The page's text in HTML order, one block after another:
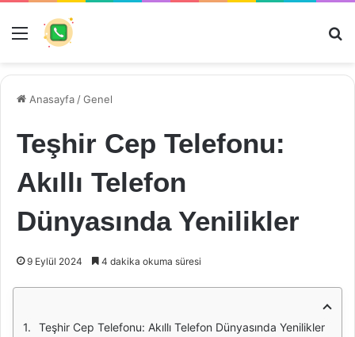
Menü
Anasayfa /Genel
Teşhir Cep Telefonu:
Akıllı Telefon
Dünyasında Yenilikler
9 Eylül 2024 4 dakika okuma süresi
Teşhir Cep Telefonu: Akıllı Telefon Dünyasında Yenilikler